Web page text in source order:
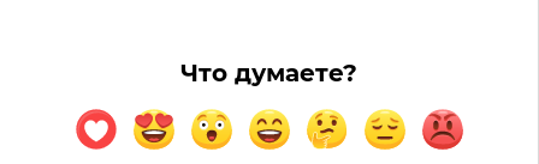
Что думаете?